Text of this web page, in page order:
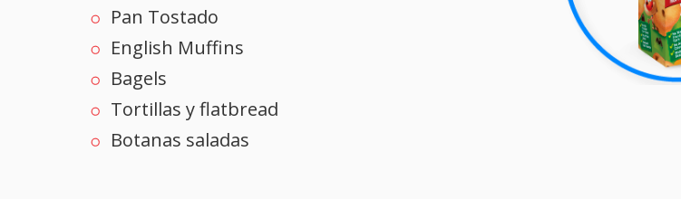
Pan Tostado
English Muffins
Bagels
Tortillas y flatbread
Botanas saladas